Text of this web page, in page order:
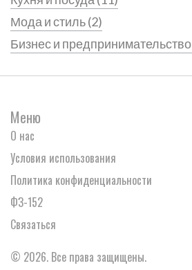
Мода и стиль(2)
Бизнес и предпринимательство
Меню
О нас
Условия использования
Политика конфиденциальности
ФЗ-152
Связаться
© 2026. Все права защищены.